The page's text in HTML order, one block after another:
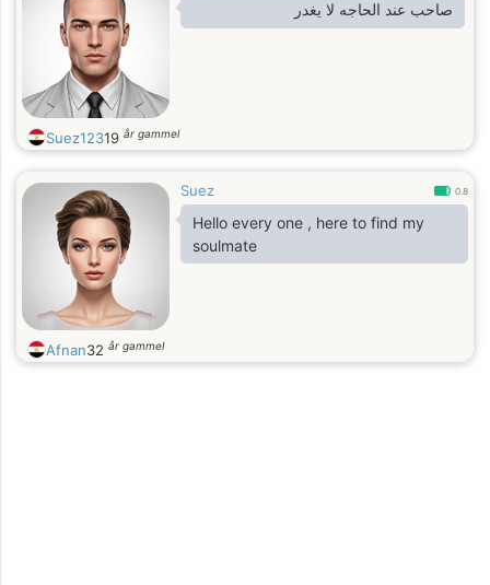
صاحب عند الحاجه لا يغدر
Suez12319 år gammel
Suez 0.8
Hello every one , here to find my
soulmate
Afnan32 år gammel